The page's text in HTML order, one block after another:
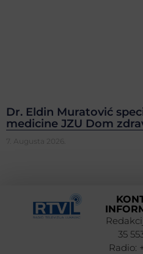
Dr. Eldin Muratović
medicine JZU Dom
7. Augusta 2026.
35
Radio: